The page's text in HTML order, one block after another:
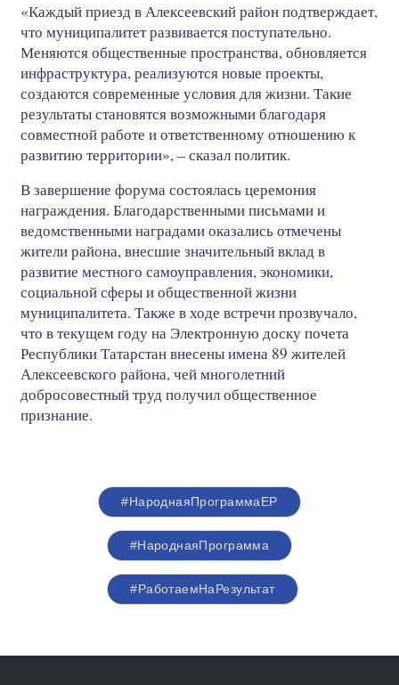
«Каждый приезд в Алексеевский район подтверждает,
что муниципалитет развивается поступательно.
Меняются общественные пространства, обновляется
инфраструктура, реализуются новые проекты,
создаются современные условия для жизни. Такие
результаты становятся возможными благодаря
совместной работе и ответственному отношению к
развитию территории», – сказал политик.
В завершение форума состоялась церемония
награждения. Благодарственными письмами и
ведомственными наградами оказались отмечены
жители района, внесшие значительный вклад в
развитие местного самоуправления, экономики,
социальной сферы и общественной жизни
муниципалитета. Также в ходе встречи прозвучало,
что в текущем году на Электронную доску почета
Республики Татарстан внесены имена 89 жителей
Алексеевского района, чей многолетний
добросовестный труд получил общественное
признание.
#НароднаяПрограммаЕР
#НароднаяПрограмма
#РаботаемНаРезультат